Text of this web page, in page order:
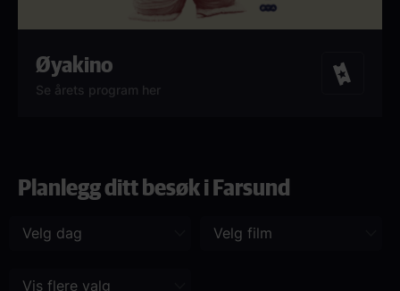
Øyakino
Se årets program her
Billetter
Planlegg ditt besøk i Farsund